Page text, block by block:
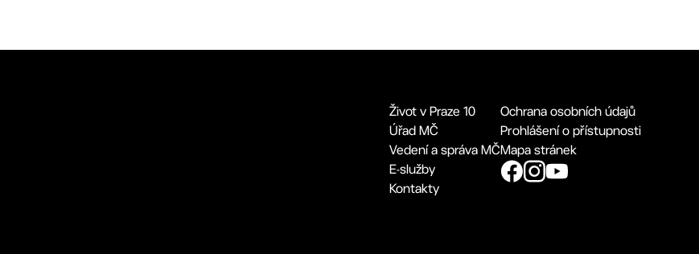
Život v Praze 10
Úřad MČ
Vedení a správa MČ
E-služby
Kontakty
Ochrana osobních údajů
Prohlášení o přístupnosti
Mapa stránek